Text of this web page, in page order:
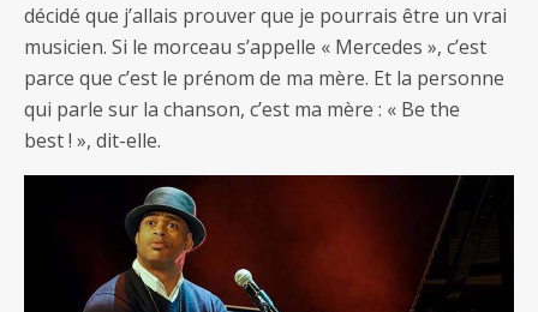
décidé que j’allais prouver que je pourrais être un vrai
musicien. Si le morceau s’appelle « Mercedes », c’est
parce que c’est le prénom de ma mère. Et la personne
qui parle sur la chanson, c’est ma mère : « Be the
best ! », dit-elle.